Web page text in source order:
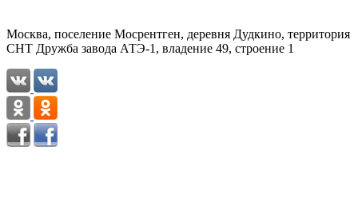
Москва, поселение Мосрентген, деревня Дудкино, территория
СНТ Дружба завода АТЭ-1, владение 49, строение 1